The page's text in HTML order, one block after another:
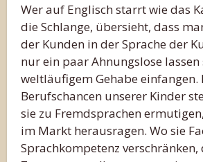
Wer auf Englisch starrt wie das
die Schlange, übersieht, dass
der Kunden in der Sprache der
nur ein paar Ahnungslose
weltläufigem Gehabe einfangen.
Berufschancen unserer Kinder
sie zu Fremdsprachen
im Markt herausragen. Wo sie
Sprachkompetenz